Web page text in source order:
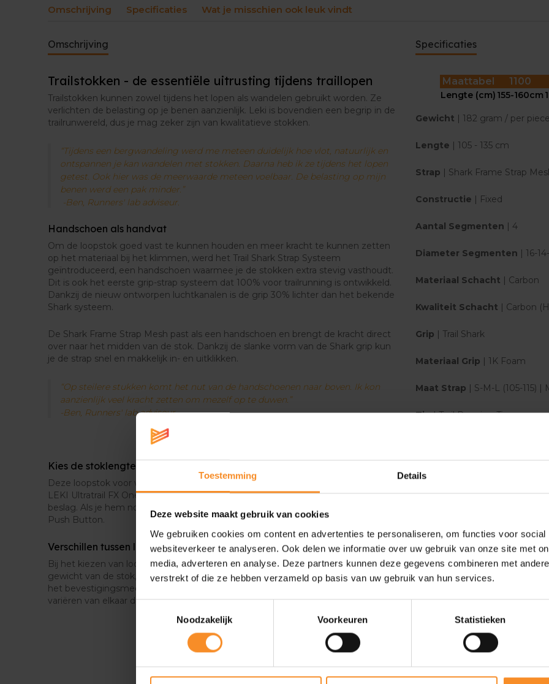
Toestemming Details
Deze website maakt gebruik van cookies
We gebruiken cookies om content en advertenties te personaliseren, om functies voor
websiteverkeer te analyseren. Ook delen we informatie over uw gebruik van onze site met
media, adverteren en analyse. Deze partners kunnen deze gegevens combineren met
verstrekt of die ze hebben verzameld op basis van uw gebruik van hun services.
Noodzakelijk
Voorkeuren Statistieken
Kies de stoklengte op
Deze loopstok voor
centimeter in beslag. Als je
Bij het kiezen van
handvat en het
Omschrijving Specificaties Wat je misschien ook leuk vindt
Omschrijving
Trailstokken - de essentiële uitrusting tijdens traillopen
Trailstokken kunnen zowel tijdens het lopen als wandelen gebruikt worden. Ze
verlichten de belasting op je benen aanzienlijk. Leki is bovendien een begrip in de
trailrunwereld, dus je mag zeker zijn van kwalitatieve stokken.
“Tijdens een bergwandeling werd me meteen duidelijk hoe vlot, natuurlijk en
ontspannen je kan wandelen met stokken. Daarna heb ik ze tijdens het lopen
getest. Ook hier was de meerwaarde meteen voelbaar. De belasting op mijn
benen werd een pak minder.”
-Ben, Runners' lab adviseur.
Handschoen als handvat
Om de loopstok goed vast te kunnen houden en meer kracht te kunnen zetten
op het materiaal bij het klimmen, werd het Trail Shark Strap Systeem
geïntroduceerd, een handschoen waarmee je de stokken extra stevig vasthoudt.
Dit is ook het eerste grip-strap systeem dat 100% voor trailrunning is ontwikkeld.
Dankzij de nieuw ontworpen luchtkanalen is de grip 30% lichter dan het bekende
Shark systeem.
De Shark Frame Strap Mesh past als een handschoen en brengt de kracht direct
over naar het midden van de stok. Dankzij de slanke vorm van de Shark grip kun
je de strap snel en makkelijk in- en uitklikken.
“Op steilere stukken komt het nut van de handschoenen naar boven. Ik kon
aanzienlijk veel kracht zetten om mezelf op te duwen.”
-Ben, Runners' lab adviseur
Kies de stoklengte op basis van jouw lengte
Deze loopstok voor wedstrijdlopers is beschikbaar in verschillende lengtes. De
LEKI Ultratrail FX One Bright neemt wanneer hij opgevouwen zit 36 centimeter in
beslag. Als je hem nodig hebt, kan je hem in sneltempo uitvouwen dankzij de
Push Button.
Verschillen tussen loopstokken
Bij het kiezen van loopstokken hou je best rekening met volgende punten: het
gewicht van de stok, de lengte (al dan niet zelf aanpasbaar), het type handvat en
het bevestigingsmechanisme van je hand. De verschillende types loopstokken
variëren van elkaar door bovenstaande kenmerken.
Specificaties
Maattabel 1100
Lengte (cm) 155-160cm
Gewicht | 182 gram / per
Lengte | 105 - 135 cm
Strap | Shark Frame Strap
Constructie | Fixed
Aantal Segmenten | 4
Diameter Segmenten | 16-
Materiaal Schacht | Carbon
Kwaliteit Schacht | Carbon
Grip | Trail Shark
Materiaal Grip | 1K Foam
Maat Strap | S-M-L (105-115) |
Tip| Trail Running Tip